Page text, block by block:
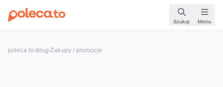
Szukaj Menu
poleca.to›Blog›Zakupy i promocje